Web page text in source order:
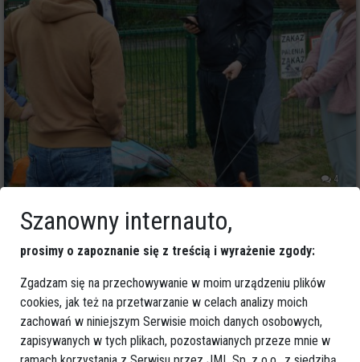
4
Dwa murale w Ostrołęce jeszcze w tym
roku. "Zamysły są ciekawe"
Szanowny internauto,
prosimy o zapoznanie się z treścią i wyrażenie zgody:
Zgadzam się na przechowywanie w moim urządzeniu plików
cookies, jak też na przetwarzanie w celach analizy moich
zachowań w niniejszym Serwisie moich danych osobowych,
zapisywanych w tych plikach, pozostawianych przeze mnie w